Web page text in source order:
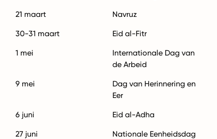
21 maart Navruz
30-31 maart Eid al-Fitr
1 mei
Internationale Dag van
de Arbeid
9 mei
Dag van Herinnering en
Eer
6 juni Eid al-Adha
27 juni Nationale Eenheidsdag